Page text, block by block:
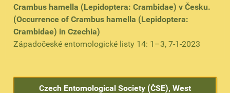
Crambus hamella (Lepidoptera: Crambidae) v Česku.
(Occurrence of Crambus hamella (Lepidoptera:
Crambidae) in Czechia)
Západočeské entomologické listy 14: 1–3, 7-1-2023
Czech Entomological Society (ČSE), West